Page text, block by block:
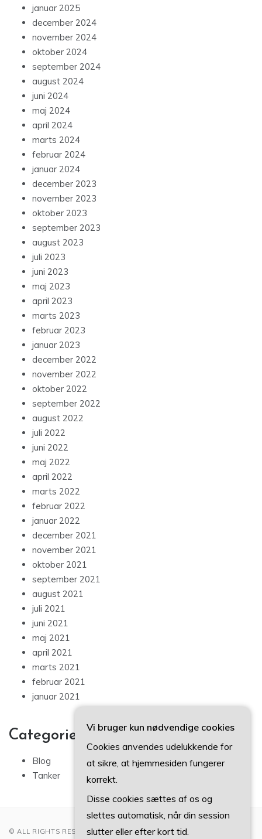
januar 2025
december 2024
november 2024
oktober 2024
september 2024
august 2024
juni 2024
maj 2024
april 2024
marts 2024
februar 2024
januar 2024
december 2023
november 2023
oktober 2023
september 2023
august 2023
juli 2023
juni 2023
maj 2023
april 2023
marts 2023
februar 2023
januar 2023
december 2022
november 2022
oktober 2022
september 2022
august 2022
juli 2022
juni 2022
maj 2022
april 2022
marts 2022
februar 2022
januar 2022
december 2021
november 2021
oktober 2021
september 2021
august 2021
juli 2021
juni 2021
maj 2021
april 2021
marts 2021
februar 2021
januar 2021
Categories
Blog
Tanker
© ALL RIGHTS RESERVED 2022
Vi bruger kun nødvendige cookies
Cookies anvendes udelukkende for
at sikre, at hjemmesiden fungerer
korrekt.
Disse cookies sættes af os og
slettes automatisk, når din session
slutter eller efter kort tid.